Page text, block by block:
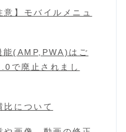
意】モバイルメニュ
(AMP,PWA)はご
で廃止されまし
比について